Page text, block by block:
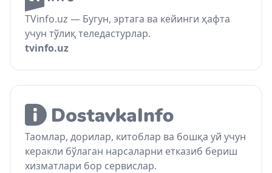
TVinfo.uz — Бугун, эртага ва кейинги ҳафта
учун тўлиқ теледастурлар.
tvinfo.uz
Таомлар, дорилар, китоблар ва бошқа уй учун
керакли бўлаган нарсаларни етказиб бериш
хизматлари бор сервислар.